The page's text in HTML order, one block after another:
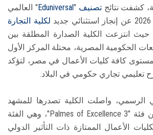
كشفت نتائج تصنيف "
Eduniversal " العالمي
لكلية التجارة
انتزعت الكلية الصدارة المطلقة بين
الحكومية المصرية، محتلة المركز الأول
كافة كليات الأعمال في مصر، لتؤكد
تعليمي تجاري حكومي في البلاد.
الرسمي، واصلت الكلية تصدرها للمشهد
الأكاديمي ببقائها ضمن فئة "3 Palmes of Excellence"، وهي الفئة
الأعمال الممتازة ذات التأثير الدولي